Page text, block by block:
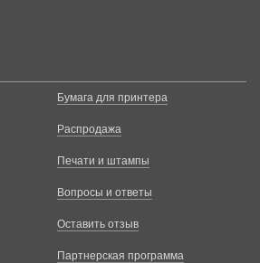
Бумага для принтера
Распродажа
Печати и штампы
Вопросы и ответы
Оставить отзыв
Партнерская программа